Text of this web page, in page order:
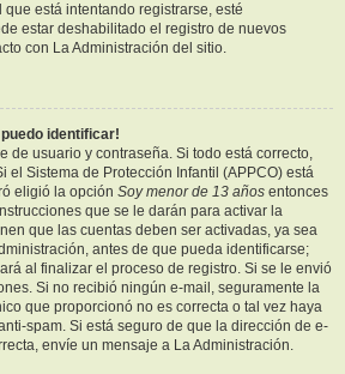
está intentando registrarse, esté
estar deshabilitado el registro de nuevos
con La Administración del sitio.
identificar!
de usuario y contraseña. Si todo está correcto,
el Sistema de Protección Infantil (APPCO) está
eligió la opción Soy menor de 13 años entonces
que se le darán para activar la
que las cuentas deben ser activadas, ya sea
antes de que pueda identificarse;
al finalizar el proceso de registro. Si se le envió
Si no recibió ningún e-mail, seguramente la
que proporcionó no es correcta o tal vez haya
spam. Si está seguro de que la dirección de e-
envíe un mensaje a La Administración.